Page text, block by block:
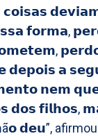
𝗳𝗼𝗿𝗺𝗮,
𝗱𝗲𝗽𝗼𝗶𝘀 𝗮
𝗻𝗲𝗺
𝗱𝗼𝘀 𝗳𝗶𝗹𝗵𝗼𝘀,
𝗱𝗲𝘂”,